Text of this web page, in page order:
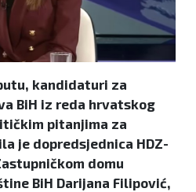
kandidaturi za
BiH iz reda hrvatskog
pitanjima za
je dopredsjednica HDZ-
domu
BiH Darijana Filipović,